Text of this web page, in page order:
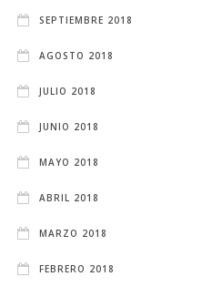
SEPTIEMBRE 2018
AGOSTO 2018
JULIO 2018
JUNIO 2018
MAYO 2018
ABRIL 2018
MARZO 2018
FEBRERO 2018